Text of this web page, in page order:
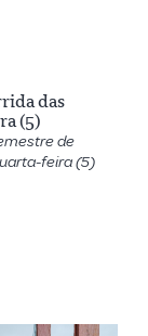
das
(5)
de
feira (5)